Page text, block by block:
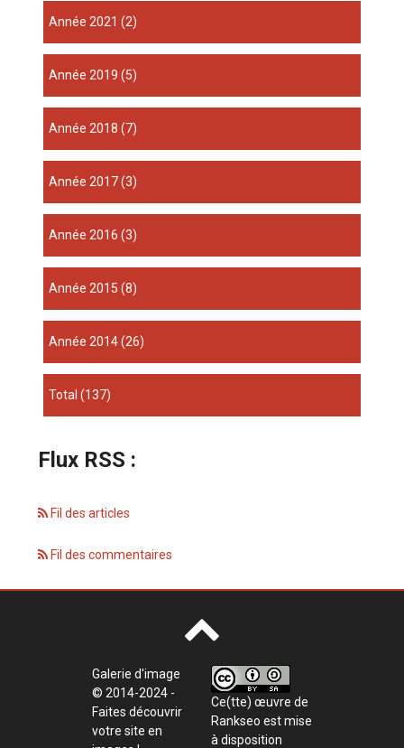
année 2021 (2)
année 2019 (5)
année 2018 (7)
année 2017(3)
année 2016 (3)
année 2015 (8)
année 2014(26)
total(137)
Flux RSS :
Fil des articles
Fil des commentaires
Galerie d'image
© 2014-2024 -
Faites découvrir
votre site en
Ce(tte) œuvre de
Rankseo est mise
à disposition